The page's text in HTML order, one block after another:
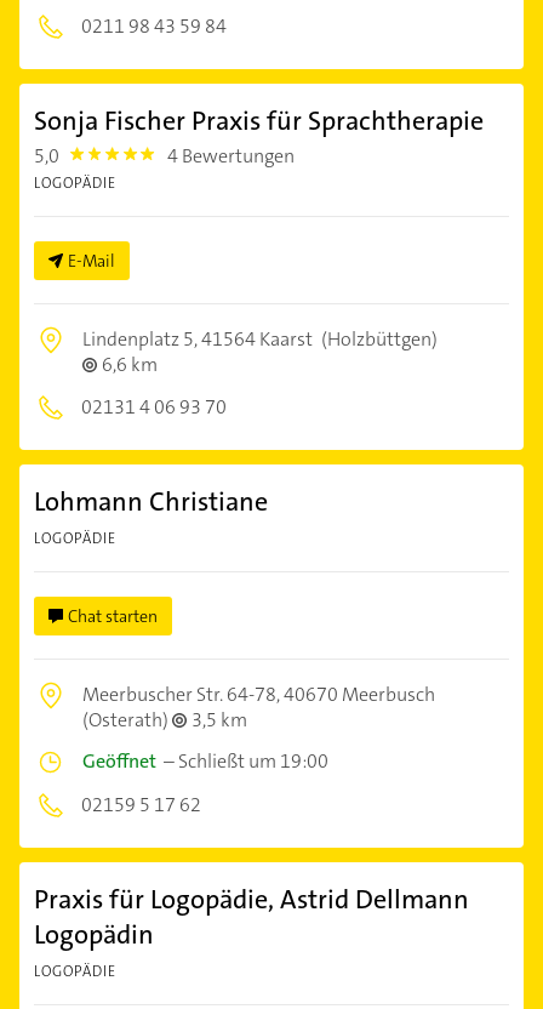
0211 98 43 59 84
Sonja Fischer Praxis für Sprachtherapie
5,0 5.0 4 Bewertungen
LOGOPÄDIE
E-Mail
Lindenplatz 5,41564 Kaarst (Holzbüttgen)
6,6 km
02131 4 06 93 70
Lohmann Christiane
LOGOPÄDIE
Chat starten
Meerbuscher Str. 64-78,40670 Meerbusch
(Osterath)
3,5 km
Geöffnet –Schließt um 19:00
02159 5 17 62
Praxis für Logopädie, Astrid Dellmann
Logopädin
LOGOPÄDIE